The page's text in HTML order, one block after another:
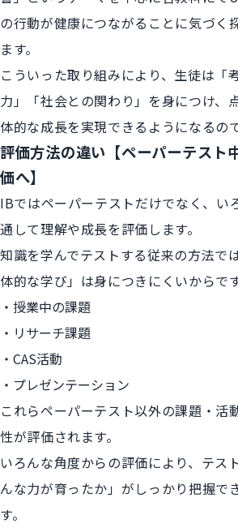
の行動が健康につながることに気づく
ます。
こういった取り組みにより、生徒は「
力」「社会との関わり」を身につけ、
体的な成長を実現できるようになるので
評価方法の違い【ペーパーテスト
価へ】
IBではペーパーテストだけでなく、い
通して理解や成長を評価します。
知識を学んでテストする従来の方法で
体的な学び」は身につきにくいからです
授業中の課題
リサーチ課題
CAS活動
プレゼンテーション
これらペーパーテスト以外の課題・活
性が評価されます。
いろんな角度からの評価により、テス
んな力が育ったか」がしっかり把握で
す。